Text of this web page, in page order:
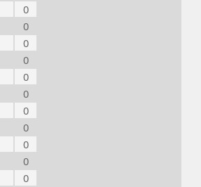
0
0
0
0
0
0
0
0
0
0
0